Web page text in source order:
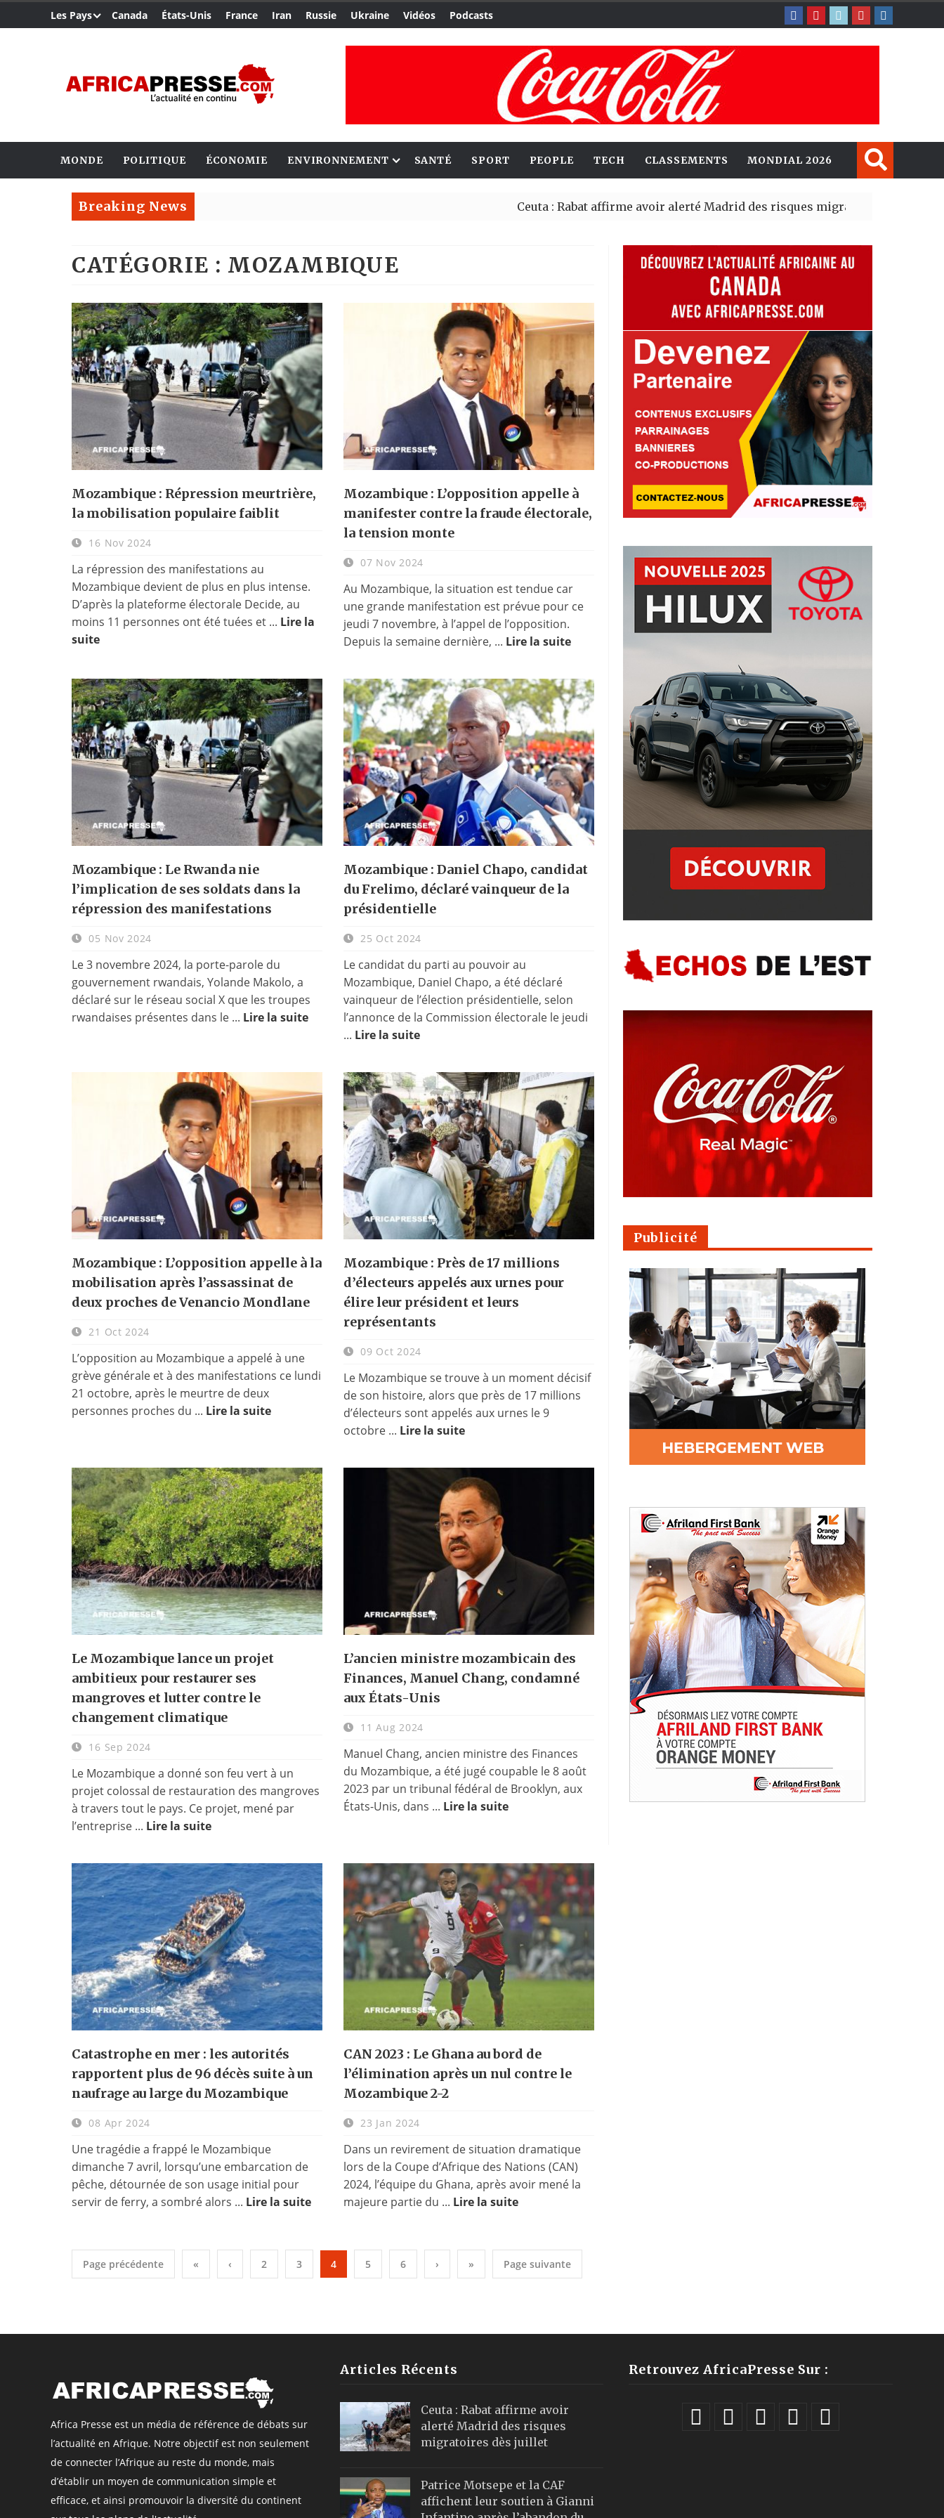
Les Pays Canada États-Unis France Iran Russie Ukraine Vidéos Podcasts
MONDE POLITIQUE ÉCONOMIE ENVIRONNEMENT SANTÉ SPORT PEOPLE TECH CLASSEMENTS MONDIAL 2026
Breaking News Ceuta : Rabat affirme avoir alerté Madrid des risques migratoires dès juillet
CATÉGORIE : MOZAMBIQUE
Mozambique : Répression meurtrière,
la mobilisation populaire faiblit
16 Nov 2024
La répression des manifestations au
Mozambique devient de plus en plus intense.
D’après la plateforme électorale Decide, au
moins 11 personnes ont été tuées et ... Lire la
suite
Mozambique : L’opposition appelle à
manifester contre la fraude électorale,
la tension monte
07 Nov 2024
Au Mozambique, la situation est tendue car
une grande manifestation est prévue pour ce
jeudi 7 novembre, à l’appel de l’opposition.
Depuis la semaine dernière, ... Lire la suite
Mozambique : Le Rwanda nie
l’implication de ses soldats dans la
répression des manifestations
05 Nov 2024
Le 3 novembre 2024, la porte-parole du
gouvernement rwandais, Yolande Makolo, a
déclaré sur le réseau social X que les troupes
rwandaises présentes dans le ... Lire la suite
Mozambique : Daniel Chapo, candidat
du Frelimo, déclaré vainqueur de la
présidentielle
25 Oct 2024
Le candidat du parti au pouvoir au
Mozambique, Daniel Chapo, a été déclaré
vainqueur de l’élection présidentielle, selon
l’annonce de la Commission électorale le jeudi
... Lire la suite
Mozambique : L’opposition appelle à la
mobilisation après l’assassinat de
deux proches de Venancio Mondlane
21 Oct 2024
L’opposition au Mozambique a appelé à une
grève générale et à des manifestations ce lundi
21 octobre, après le meurtre de deux
personnes proches du ... Lire la suite
Mozambique : Près de 17 millions
d’électeurs appelés aux urnes pour
élire leur président et leurs
représentants
09 Oct 2024
Le Mozambique se trouve à un moment décisif
de son histoire, alors que près de 17 millions
d’électeurs sont appelés aux urnes le 9
octobre ... Lire la suite
Le Mozambique lance un projet
ambitieux pour restaurer ses
mangroves et lutter contre le
changement climatique
16 Sep 2024
Le Mozambique a donné son feu vert à un
projet colossal de restauration des mangroves
à travers tout le pays. Ce projet, mené par
l’entreprise ... Lire la suite
L’ancien ministre mozambicain des
Finances, Manuel Chang, condamné
aux États-Unis
11 Aug 2024
Manuel Chang, ancien ministre des Finances
du Mozambique, a été jugé coupable le 8 août
2023 par un tribunal fédéral de Brooklyn, aux
États-Unis, dans ... Lire la suite
Catastrophe en mer : les autorités
rapportent plus de 96 décès suite à un
naufrage au large du Mozambique
08 Apr 2024
Une tragédie a frappé le Mozambique
dimanche 7 avril, lorsqu’une embarcation de
pêche, détournée de son usage initial pour
servir de ferry, a sombré alors ... Lire la suite
CAN 2023 : Le Ghana au bord de
l’élimination après un nul contre le
Mozambique 2-2
23 Jan 2024
Dans un revirement de situation dramatique
lors de la Coupe d’Afrique des Nations (CAN)
2024, l’équipe du Ghana, après avoir mené la
majeure partie du ... Lire la suite
Page précédente « ‹ 2 3 4 5 6 › » Page suivante
Publicité
Africa Presse est un média de référence de débats sur
l’actualité en Afrique. Notre objectif est non seulement
de connecter l’Afrique au reste du monde, mais
d’établir un moyen de communication simple et
efficace, et ainsi promouvoir la diversité du continent
Articles Récents
Ceuta : Rabat affirme avoir
alerté Madrid des risques
migratoires dès juillet
Patrice Motsepe et la CAF
affichent leur soutien à Gianni
Retrouvez AfricaPresse Sur :